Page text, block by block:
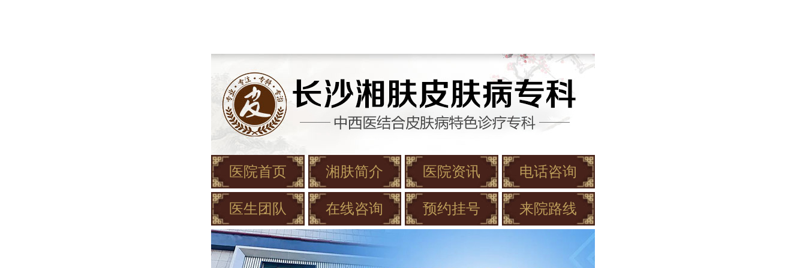
医院首页 湘肤简介 医院资讯 电话咨询
医生团队 在线咨询 预约挂号 来院路线